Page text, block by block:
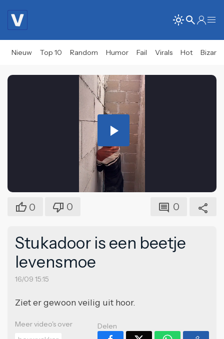
Nieuw Top 10 Random Humor Fail Virals Hot Bizar
Play
Video
0 0 0
Stukadoor is een beetje
levensmoe
16/09 15:15
Ziet er gewoon veilig uit hoor.
Meer video's over
Delen